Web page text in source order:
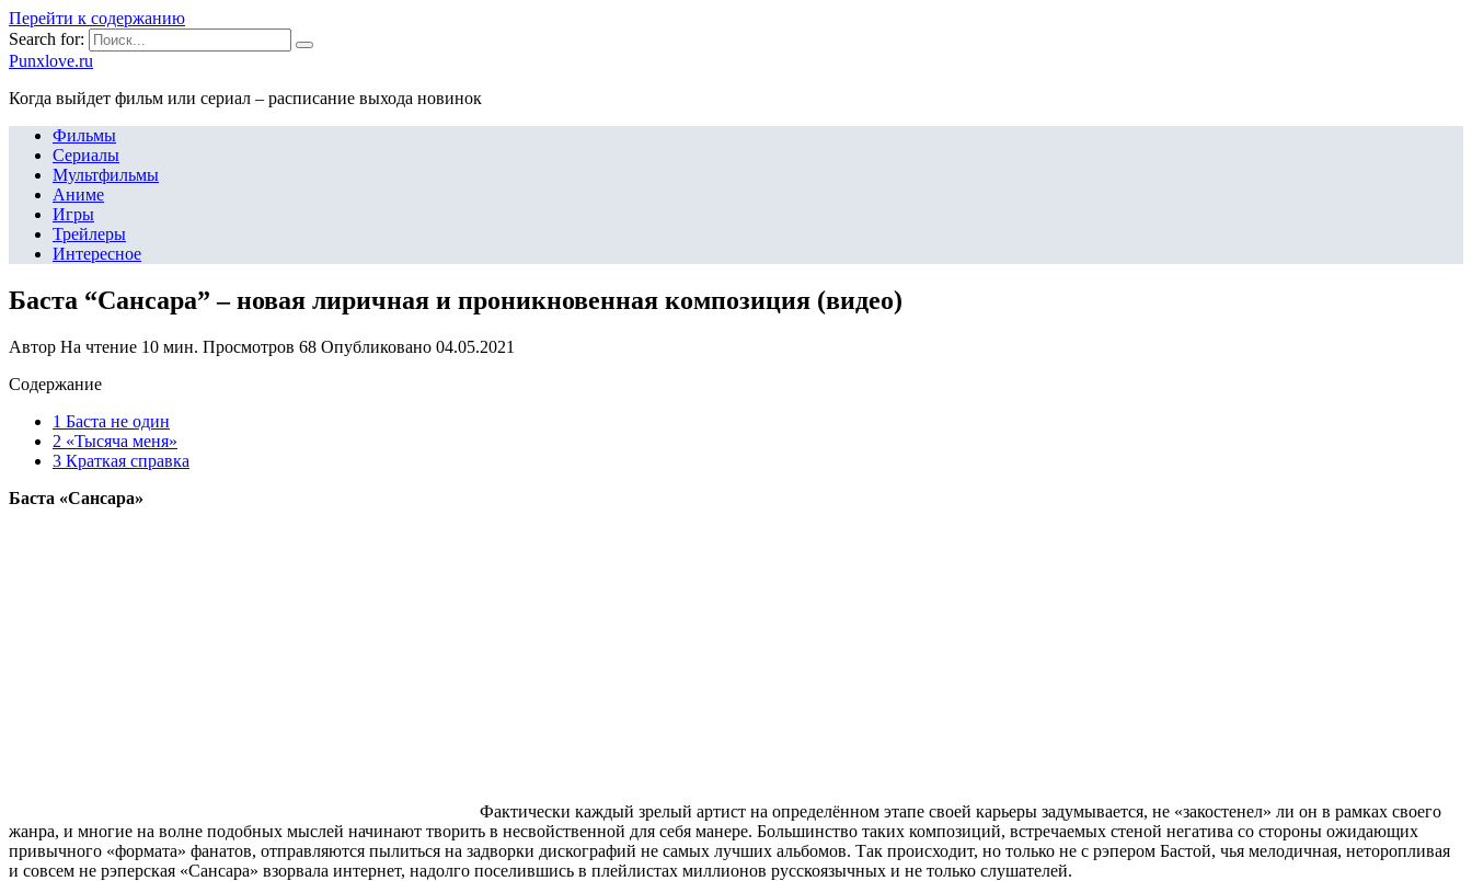
Перейти к содержанию
Search for:
Punxlove.ru
Когда выйдет фильм или сериал – расписание выхода новинок
Фильмы
Сериалы
Мультфильмы
Аниме
Игры
Трейлеры
Интересное
Баста “Сансара” – новая лиричная и проникновенная композиция (видео)
Автор На чтение 10 мин. Просмотров 68 Опубликовано 04.05.2021
Содержание
1 Баста не один
2 «Тысяча меня»
3 Краткая справка
Баста «Сансара»
Фактически каждый зрелый артист на определённом этапе своей карьеры задумывается, не «закостенел» ли он в рамках своего
жанра, и многие на волне подобных мыслей начинают творить в несвойственной для себя манере. Большинство таких композиций, встречаемых стеной негатива со стороны ожидающих
привычного «формата» фанатов, отправляются пылиться на задворки дискографий не самых лучших альбомов. Так происходит, но только не с рэпером Бастой, чья мелодичная, неторопливая
и совсем не рэперская «Сансара» взорвала интернет, надолго поселившись в плейлистах миллионов русскоязычных и не только слушателей.